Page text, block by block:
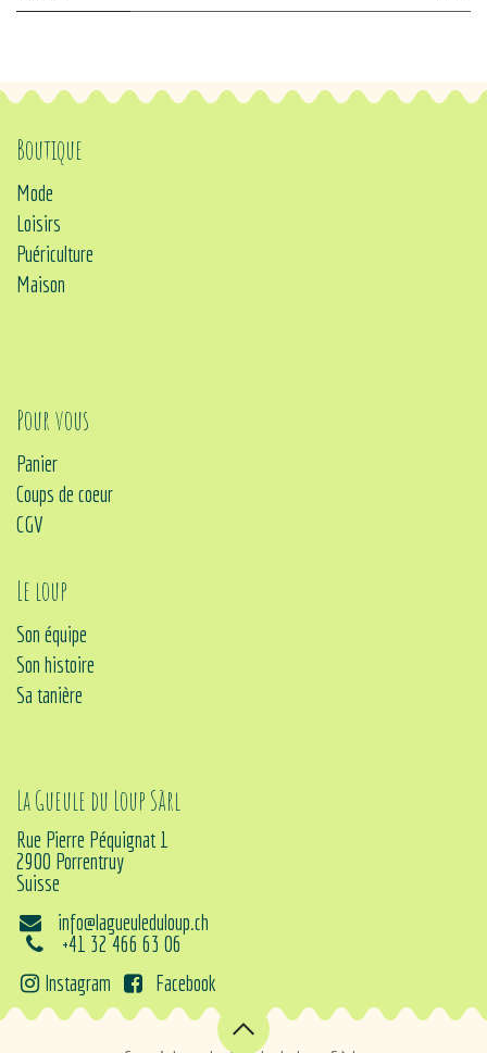
Boutique
Mode
Loisirs
Puériculture
Maison
Pour vous
Panier
Coups de coeur
CGV
Le loup
Son équipe
Son histoire
Sa tanière
La Gueule du Loup Sàrl
Rue Pierre Péquignat 1
2900 Porrentruy
Suisse
info@lagueuleduloup.ch
+41 32 466 63 06
Instagram
Facebook